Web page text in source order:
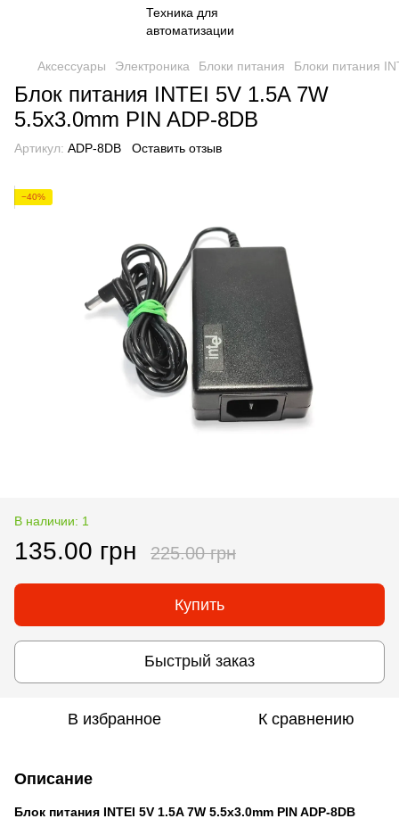
Аксессуары Электроника Блоки питания Блоки питания
Блок питания INTEI 5V 1.5A 7W
5.5x3.0mm PIN ADP-8DB
Артикул: ADP-8DB Оставить отзыв
−40%
В наличии: 1
135.00 грн 225.00 грн
Купить
Быстрый заказ
В избранное К сравнению
Описание
Блок питания INTEI 5V 1.5A 7W 5.5x3.0mm PIN ADP-8DB